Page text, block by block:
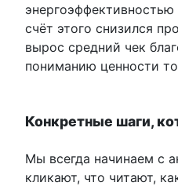
счёт этого снизился
вырос средний чек
пониманию ценности
Конкретные шаги,
Мы всегда начинаем с
кликают, что читают,